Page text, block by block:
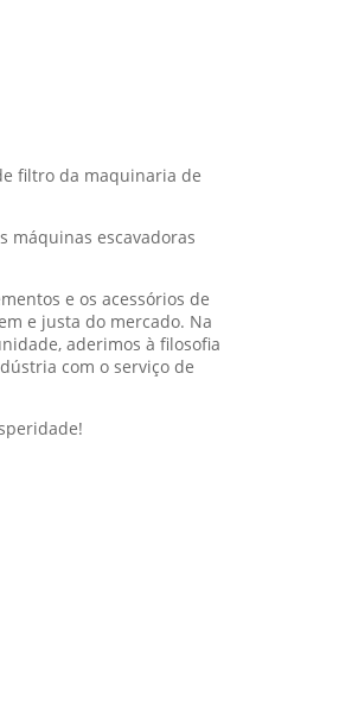
filtro da maquinaria de
máquinas escavadoras
e os acessórios de
e justa do mercado. Na
aderimos à filosofia
com o serviço de